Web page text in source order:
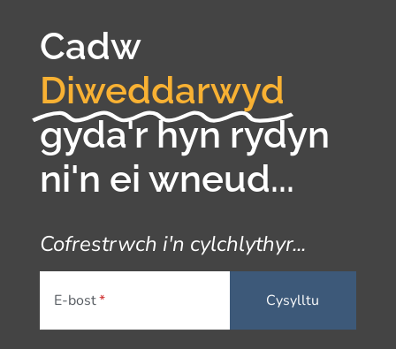
Cadw
Diweddarwyd
gyda'r hyn rydyn
ni'n ei wneud...
Cofrestrwch i'n cylchlythyr...
E-bost